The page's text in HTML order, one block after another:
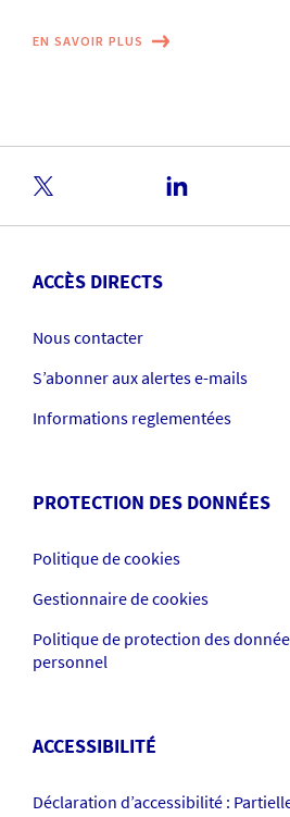
EN SAVOIR PLUS
ACCÈS DIRECTS
Nous contacter
S’abonner aux alertes e-mails
Informations reglementées
PROTECTION DES DONNÉES
Politique de cookies
Gestionnaire de cookies
Politique de protection des
personnel
ACCESSIBILITÉ
Déclaration d’accessibilité :